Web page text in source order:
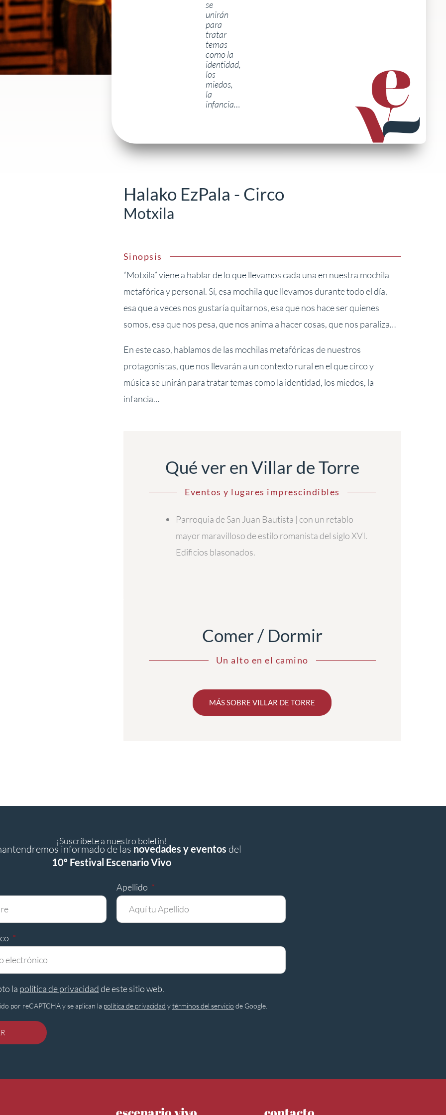
se
unirán
para
tratar
temas
como la
identidad,
los
miedos,
la
infancia…
Halako EzPala - Circo
Motxila
Sinopsis
“Motxila” viene a hablar de lo que llevamos cada una en nuestra mochila
metafórica y personal. Sí, esa mochila que llevamos durante todo el día,
esa que a veces nos gustaría quitarnos, esa que nos hace ser quienes
somos, esa que nos pesa, que nos anima a hacer cosas, que nos paraliza…
En este caso, hablamos de las mochilas metafóricas de nuestros
protagonistas, que nos llevarán a un contexto rural en el que circo y
música se unirán para tratar temas como la identidad, los miedos, la
infancia…
Qué ver en Villar de Torre
Eventos y lugares imprescindibles
Parroquia de San Juan Bautista | con un retablo
mayor maravilloso de estilo romanista del siglo XVI.
Edificios blasonados.
Comer / Dormir
Un alto en el camino
MÁS SOBRE VILLAR DE TORRE
¡Suscríbete a nuestro boletín!
informado de las novedades y eventos del
10º Festival Escenario Vivo
Apellido
la política de privacidadde este sitio web.
por reCAPTCHA y se aplican la política de privacidad ytérminos del servicio de Google.